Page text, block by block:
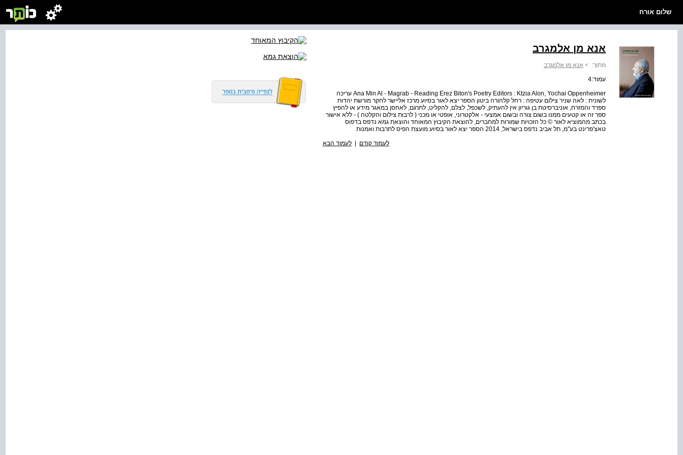
שלום אורח
אנא מן אלמגרב
מתוך: > אנא מן אלמגרב
עמוד:4
Ana Min Al - Magrab - Reading Erez Biton's Poetry Editors : Ktzia Alon, Yochai Oppenheimer עריכה
לשונית : לאה שניר צילום עטיפה : רחל קלהורה ביטון הספר יצא לאור בסיוע מרכז אליישר לחקר מורשת יהדות
ספרד והמזרח, אוניברסיטת בן גוריון אין להעתיק, לשכפל, לצלם, להקליט, לתרגם, לאחסן במאגר מידע או להפיץ
ספר זה או קטעים ממנו בשום צורה ובשום אמצעי - אלקטרוני, אופטי או מכני ( לרבות צילום והקלטה ) - ללא אישור
בכתב מהמוציא לאור © כל הזכויות שמורות למחברים, להוצאת הקיבוץ המאוחד והוצאת גמא נדפס בדפוס
טאצ'פרינט בע"מ, תל אביב נדפס בישראל, 2014 הספר יצא לאור בסיוע מועצת הפיס לתרבות ואמנות
לעמוד קודם | לעמוד הבא